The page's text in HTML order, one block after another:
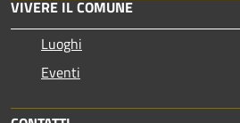
VIVERE IL COMUNE
Luoghi
Eventi